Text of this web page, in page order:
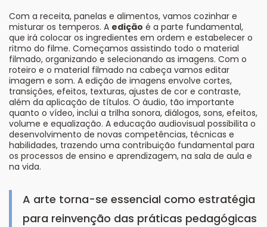
Com a receita, panelas e alimentos, vamos cozinhar e
misturar os temperos. A edição é a parte fundamental,
que irá colocar os ingredientes em ordem e estabelecer o
ritmo do filme. Começamos assistindo todo o material
filmado, organizando e selecionando as imagens. Com o
roteiro e o material filmado na cabeça vamos editar
imagem e som. A edição de imagens envolve cortes,
transições, efeitos, texturas, ajustes de cor e contraste,
além da aplicação de títulos. O áudio, tão importante
quanto o vídeo, inclui a trilha sonora, diálogos, sons, efeitos,
volume e equalização. A educação audiovisual possibilita o
desenvolvimento de novas competências, técnicas e
habilidades, trazendo uma contribuição fundamental para
os processos de ensino e aprendizagem, na sala de aula e
na vida.
A arte torna-se essencial como estratégia
para reinvenção das práticas pedagógicas